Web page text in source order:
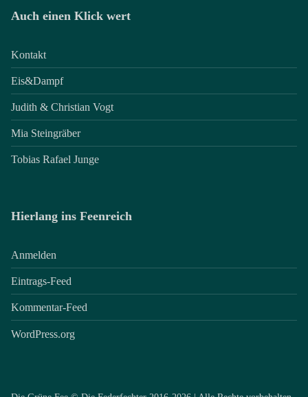
Auch einen Klick wert
Kontakt
Eis&Dampf
Judith & Christian Vogt
Mia Steingräber
Tobias Rafael Junge
Hierlang ins Feenreich
Anmelden
Eintrags-Feed
Kommentar-Feed
WordPress.org